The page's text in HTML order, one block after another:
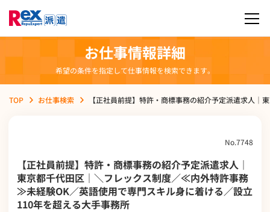
お仕事情報詳細
希望の条件を指定して仕事情報を検索できます。
TOP お仕事検索 【正社員前提】特許・商標事務の紹介予定派遣求人
No.7748
【正社員前提】特許・商標事務の紹介予定派遣求人｜
東京都千代田区｜＼フレックス制度／≪内外特許事務
≫未経験OK／英語使用で専門スキル身に着ける／設立
110年を超える大手事務所